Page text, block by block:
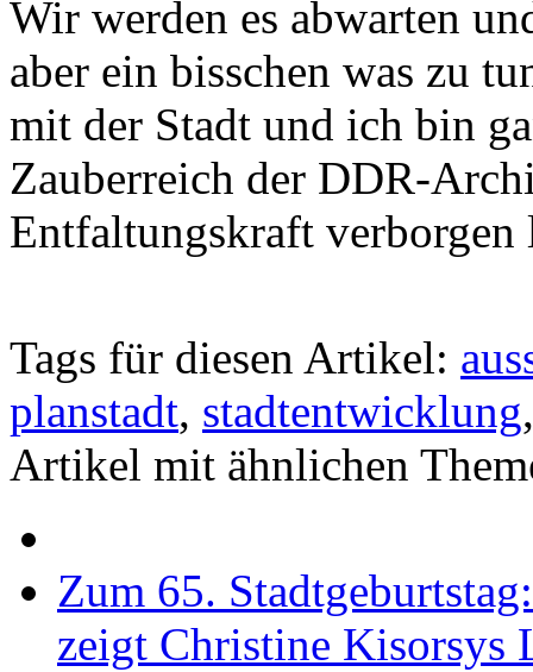
Wir werden es abwarten
aber ein bisschen was zu
mit der Stadt und ich bin
Zauberreich der DDR-
Entfaltungskraft verborgen
Tags für diesen Artikel:
planstadt, stadtentwicklung
Artikel mit ähnlichen
Zum 65.
zeigt Christine Kisorsys